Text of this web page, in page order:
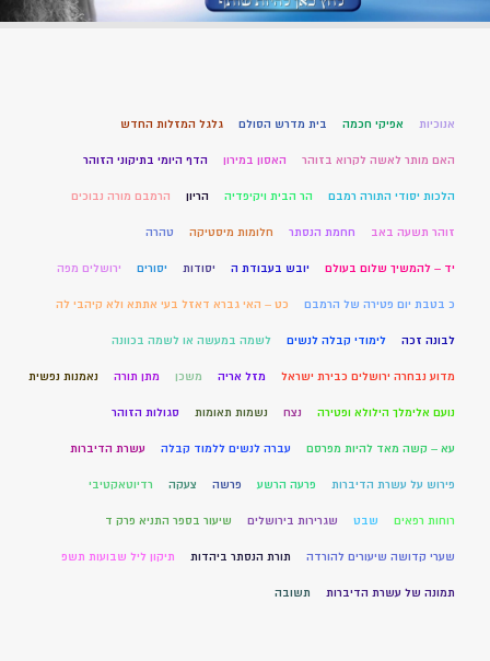
אנוכיות אפיקי חכמה בית מדרש הסולם גלגל המזלות החדש
האם מותר לאשה לקרוא בזוהר האסון במירון הדף היומי בתיקוני הזוהר
הלכות יסודי התורה רמבם הר הבית ויקיפדיה הריון הרמבם מורה נבוכים
זוהר תשעה באב חחמת הנסתר חלומות מיסטיקה טהרה
יד – להמשיך שלום בעולם יובש בעבודת ה יסודות יסורים ירושלים מפה
כ בטבת יום פטירה של הרמבם כט – האי גברא דאזל בעי אתתא ולא קיהבי לה
לבונה זכה לימודי קבלה לנשים לשמה במעשה או לשמה בכוונה
מדוע נבחרה ירושלים כבירת ישראל מזל אריה משכן מתן תורה נאמנות נפשית
נועם אלימלך הילולא ופטירה נצח נשמות תאומות סגולות הזוהר
עא – קשה מאד להיות מפרסם עברה לנשים ללמוד קבלה עשרת הדיברות
פירוש על עשרת הדיברות פרעה הרשע פרשה צעקה רדיוטאקטיבי
רוחות רפאים שבט שגרירות בירושלים שיעור בספר התניא פרק ד
שערי קדושה שיעורים להורדה תורת הנסתר ביהדות תיקון ליל שבועות תשפ
תמונה של עשרת הדיברות תשובה